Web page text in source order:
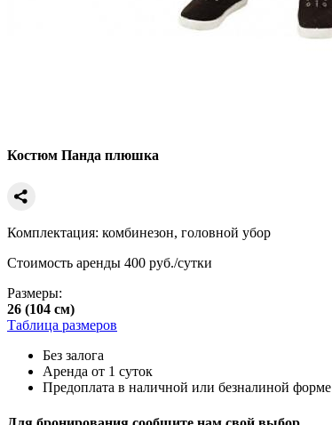
Костюм Панда плюшка
Комплектация: комбинезон, головной убор
Стоимость аренды 400 руб./сутки
Размеры:
26 (104 см)
Таблица размеров
Без залога
Аренда от 1 суток
Предоплата в наличной или безналиной форме